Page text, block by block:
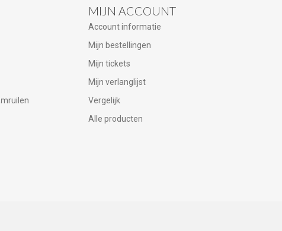
MIJN ACCOUNT
Account informatie
Mijn bestellingen
Mijn tickets
Mijn verlanglijst
Vergelijk
Alle producten